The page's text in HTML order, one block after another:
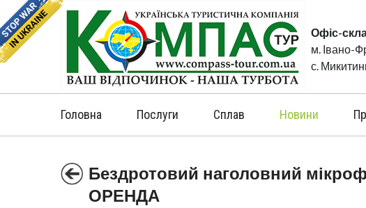
Офіс-
м. Івано-
с.
Головна Послуги Сплав Новини
Бездротовий наголовний
ОРЕНДА